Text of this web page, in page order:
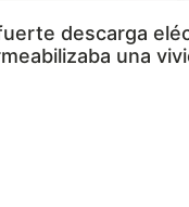
descarga
una